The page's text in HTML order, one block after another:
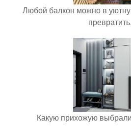
Любой балкон можно в
превратить.
Какую прихожую